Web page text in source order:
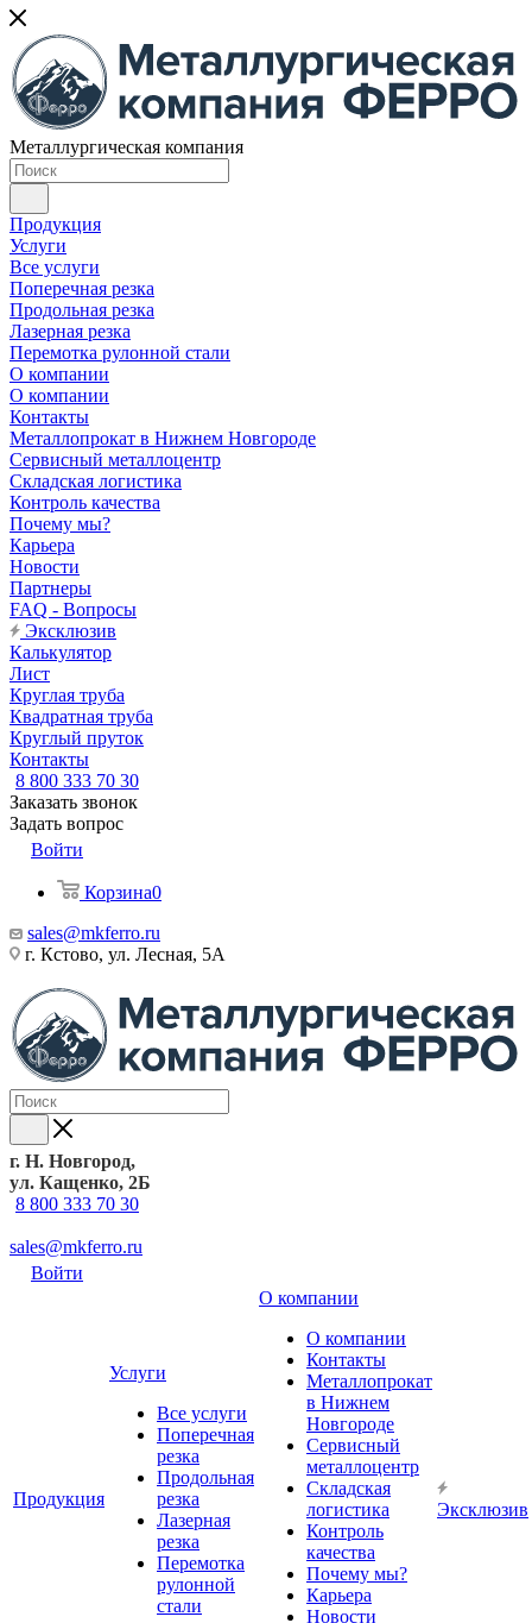
Металлургическая компания
Продукция
Услуги
Все услуги
Поперечная резка
Продольная резка
Лазерная резка
Перемотка рулонной стали
О компании
О компании
Контакты
Металлопрокат в Нижнем Новгороде
Сервисный металлоцентр
Складская логистика
Контроль качества
Почему мы?
Карьера
Новости
Партнеры
FAQ - Вопросы
Эксклюзив
Калькулятор
Лист
Круглая труба
Квадратная труба
Круглый пруток
Контакты
8 800 333 70 30
Заказать звонок
Задать вопрос
Войти
Корзина0
sales@mkferro.ru
г. Кстово, ул. Лесная, 5А
г. Н. Новгород,
ул. Кащенко, 2Б
8 800 333 70 30
sales@mkferro.ru
Войти
Продукция
Услуги
Все услуги
Поперечная
резка
Продольная
резка
Лазерная
резка
Перемотка
рулонной
стали
О компании
О компании
Контакты
Металлопрокат
в Нижнем
Новгороде
Сервисный
металлоцентр
Складская
логистика
Контроль
качества
Почему мы?
Карьера
Новости
Эксклюзив